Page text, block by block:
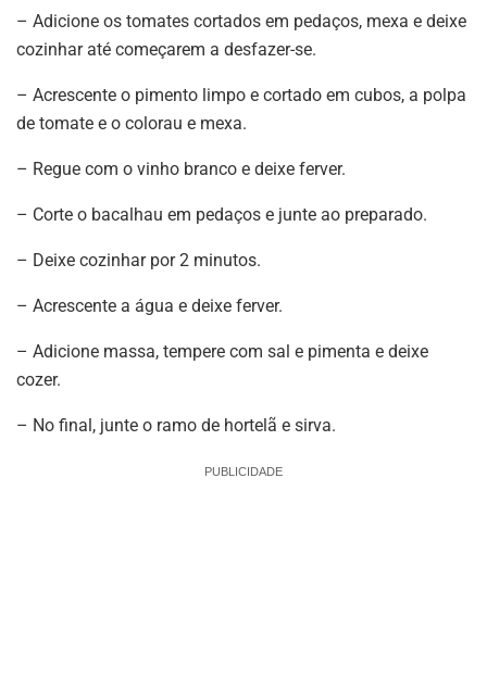
– Adicione os tomates cortados em pedaços, mexa e deixe
cozinhar até começarem a desfazer-se.
– Acrescente o pimento limpo e cortado em cubos, a polpa
de tomate e o colorau e mexa.
– Regue com o vinho branco e deixe ferver.
– Corte o bacalhau em pedaços e junte ao preparado.
– Deixe cozinhar por 2 minutos.
– Acrescente a água e deixe ferver.
– Adicione massa, tempere com sal e pimenta e deixe
cozer.
– No final, junte o ramo de hortelã e sirva.
PUBLICIDADE